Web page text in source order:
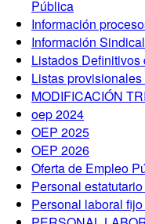
Pública
Información
Información Sindical
Listados
Listas
MODIFICACIÓN
oep 2024
OEP 2025
OEP 2026
Oferta de Empleo
Personal
Personal laboral